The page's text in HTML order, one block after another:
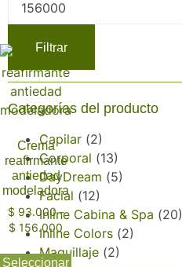
Filtrar
Categorías del producto
Capilar (2)
Corporal (13)
DayDream (5)
Facial (12)
Inline Cabina & Spa (20)
Inline Colors (2)
Maquillaje (2)
Crema
reafirmante
antiedad
modeladora
$93.000 -
$ 156.000
Seleccionar